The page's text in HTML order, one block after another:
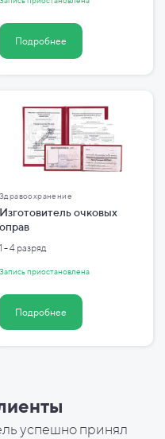
Подробнее
Здравоохранение
Изготовитель очковых
оправ
1 - 4 разряд
Запись приостановлена
Подробнее
успешно принял